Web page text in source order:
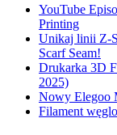
YouTube
Printing
Unikaj linii Z-
Scarf Seam!
Drukarka 3D
2025)
Nowy Elegoo
Filament